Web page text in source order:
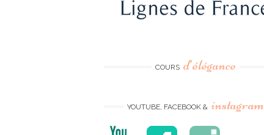
COURS d’élégance
YOUTUBE, FACEBOOK & instagram